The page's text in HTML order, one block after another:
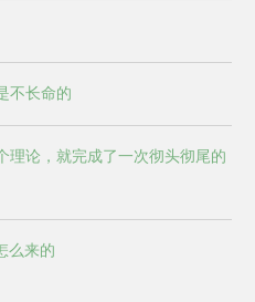
不长命的
理论，就完成了一次彻头彻尾的
么来的